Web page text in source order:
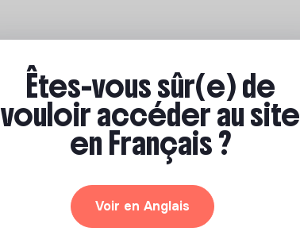
Êtes-vous sûr(e) de
vouloir accéder au site
en Français ?
Voir en Anglais